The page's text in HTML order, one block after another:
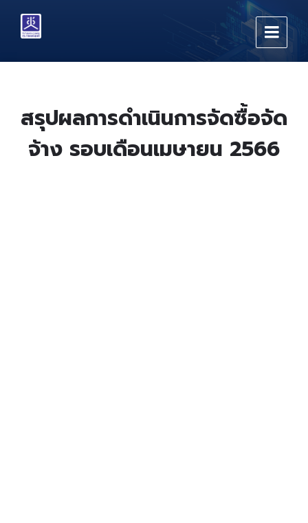
content
main
footer
สรุปผลการดำเนินการจัดซื้อจัด
จ้าง รอบเดือนเมษายน 2566